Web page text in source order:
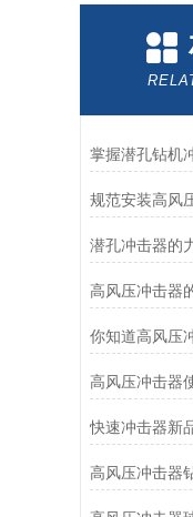
潜孔冲击器的
高风压冲击器
高风压冲击器
快速冲击器新
高风压冲击器